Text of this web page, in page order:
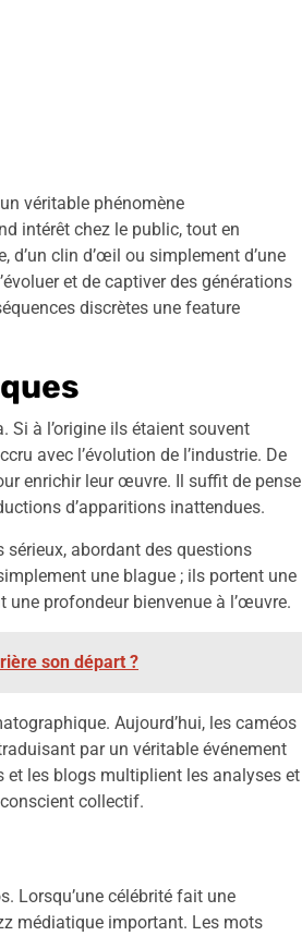
véritable phénomène
intérêt chez le public, tout en
clin d’œil ou simplement d’une
et de captiver des générations
discrètes une feature
Si à l’origine ils étaient souvent
avec l’évolution de l’industrie. De
enrichir leur œuvre. Il suffit de
d’apparitions inattendues.
abordant des questions
une blague ; ils portent une
profondeur bienvenue à l’œuvre.
son départ ?
Aujourd’hui, les caméos
par un véritable événement
et les blogs multiplient les analyses et
collectif.
Lorsqu’une célébrité fait une
médiatique important. Les mots